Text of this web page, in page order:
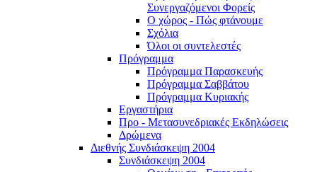
Συνεργαζόμενοι Φορείς
Ο χώρος - Πώς φτάνουμε
Σχόλια
Όλοι οι συντελεστές
Πρόγραμμα
Πρόγραμμα Παρασκευής
Πρόγραμμα Σαββάτου
Πρόγραμμα Κυριακής
Εργαστήρια
Προ - Μετασυνεδριακές Εκδηλώσεις
Δρώμενα
Διεθνής Συνδιάσκεψη 2004
Συνδιάσκεψη 2004